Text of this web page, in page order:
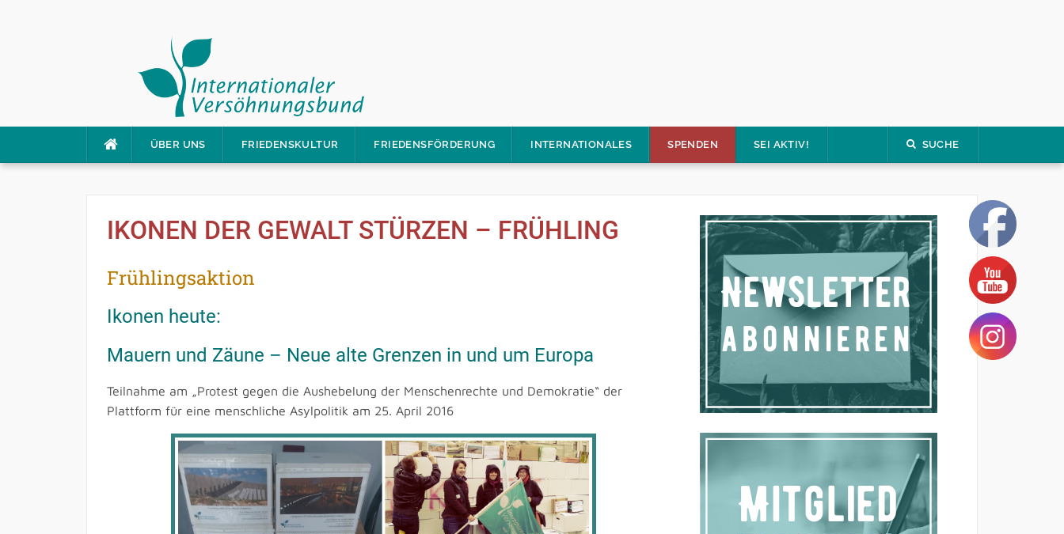
ÜBER UNS FRIEDENSKULTUR FRIEDENSFÖRDERUNG INTERNATIONALES SPENDEN SEI AKTIV! SUCHE
IKONEN DER GEWALT STÜRZEN – FRÜHLING
Frühlingsaktion
Ikonen heute:
Mauern und Zäune – Neue alte Grenzen in und um Europa
Teilnahme am „Protest gegen die Aushebelung der Menschenrechte und Demokratie“ der
Plattform für eine menschliche Asylpolitik am 25. April 2016